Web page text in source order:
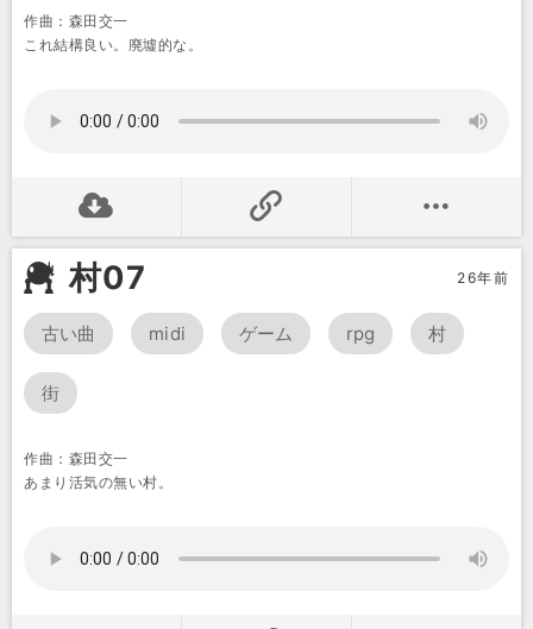
作曲：森田交一
これ結構良い。廃墟的な。
村07 26年前
古い曲 midi ゲーム rpg 村
街
作曲：森田交一
あまり活気の無い村。